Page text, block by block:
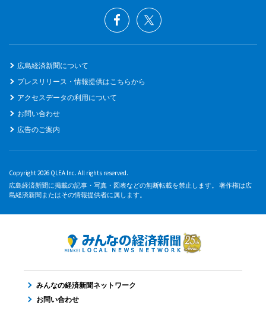
広島経済新聞について
プレスリリース・情報提供はこちらから
アクセスデータの利用について
お問い合わせ
広告のご案内
Copyright 2026 QLEA Inc. All rights reserved.
広島経済新聞に掲載の記事・写真・図表などの無断転載を禁止します。 著作権は広
島経済新聞またはその情報提供者に属します。
みんなの経済新聞ネットワーク
お問い合わせ